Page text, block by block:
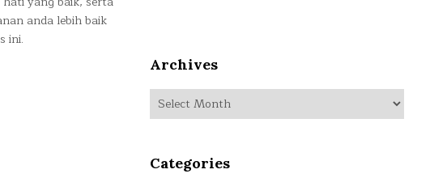
anda lebih baik
ini.
Archives
Archives
Categories